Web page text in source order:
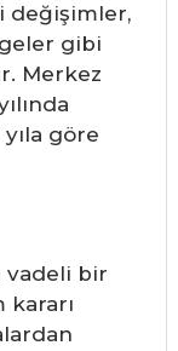
değişimler,
gibi
Merkez
göre
vadeli bir
kararı